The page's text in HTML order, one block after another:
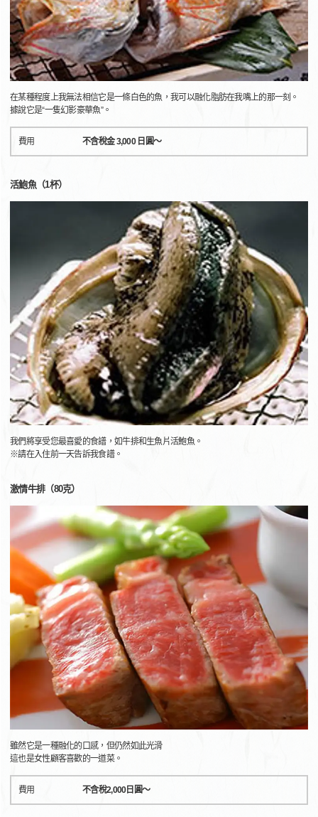
在某種程度上我無法相信它是一條白色的魚，我可以融化脂肪在我嘴上的那一刻。
據說它是“一隻幻影豪華魚”。
費用 不含稅金 3,000 日圓～
活鮑魚（1杯）
我們將享受您最喜愛的食譜，如牛排和生魚片活鮑魚。
※請在入住前一天告訴我食譜。
激情牛排（80克）
雖然它是一種融化的口感，但仍然如此光滑
這也是女性顧客喜歡的一道菜。
費用 不含稅2,000日圓～